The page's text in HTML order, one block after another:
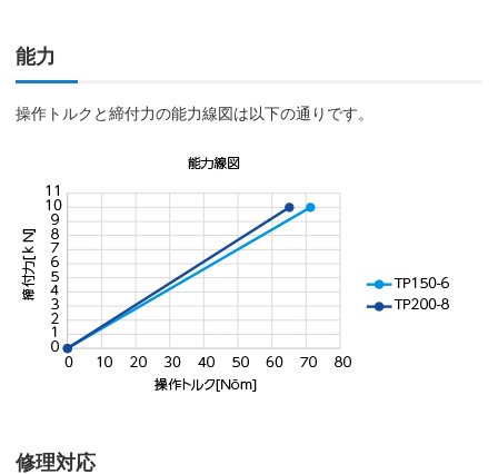
能力
操作トルクと締付力の能力線図は以下の通りです。
修理対応